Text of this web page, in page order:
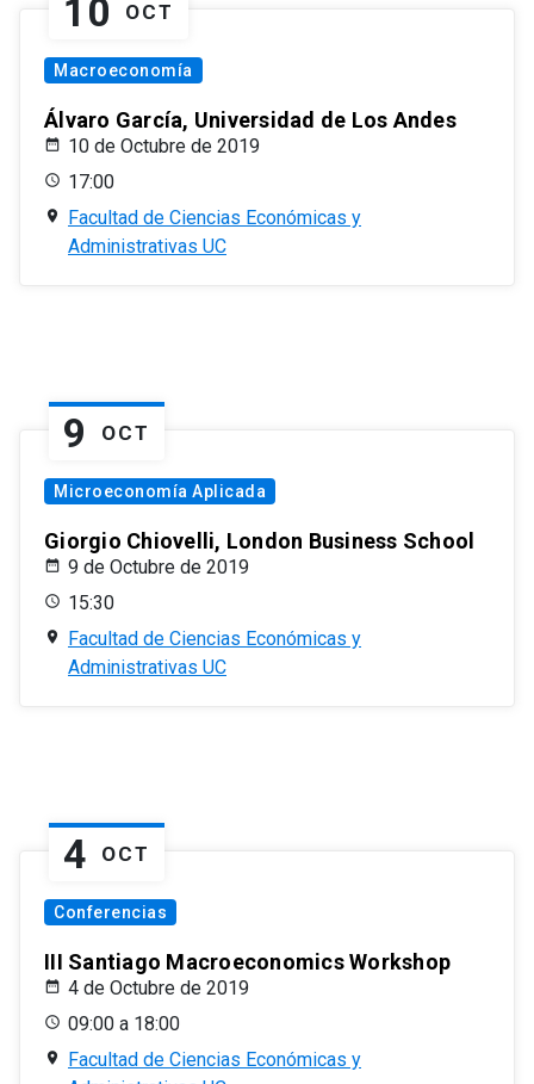
10 OCT
Macroeconomía
Álvaro García, Universidad de Los Andes
10 de Octubre de 2019
17:00
Facultad de Ciencias Económicas y
Administrativas UC
9 OCT
Microeconomía Aplicada
Giorgio Chiovelli, London Business School
9 de Octubre de 2019
15:30
Facultad de Ciencias Económicas y
Administrativas UC
4 OCT
Conferencias
III Santiago Macroeconomics Workshop
4 de Octubre de 2019
09:00 a 18:00
Facultad de Ciencias Económicas y